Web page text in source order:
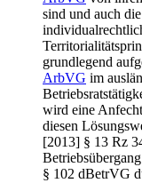
sind und auch
grundlegend
ArbVG im
wird eine
diesen
[2013] § 13 Rz
Betriebsübergang
§ 102 dBetrVG